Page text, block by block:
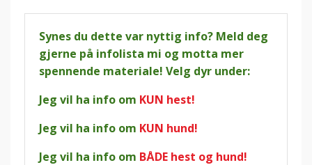
Synes du dette var nyttig info? Meld deg
gjerne på infolista mi og motta mer
spennende materiale! Velg dyr under:
Jeg vil ha info om KUN hest!
Jeg vil ha info om KUN hund!
Jeg vil ha info om BÅDE hest og hund!